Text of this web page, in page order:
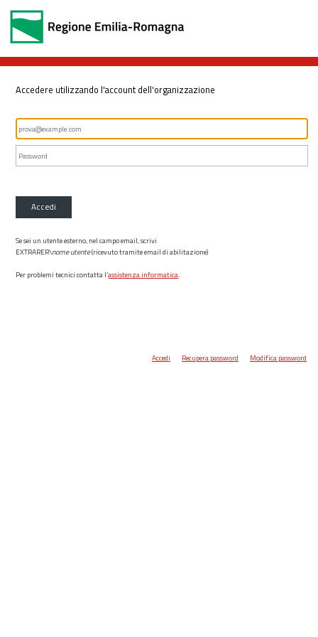
Accedere utilizzando l'account dell'organizzazione
Accedi
Se sei un utente esterno, nel campo email, scrivi
EXTRARER\nome utente(ricevuto tramite email di abilitazione)
Per problemi tecnici contatta l’assistenza informatica.
Accedi Recupera password Modifica password